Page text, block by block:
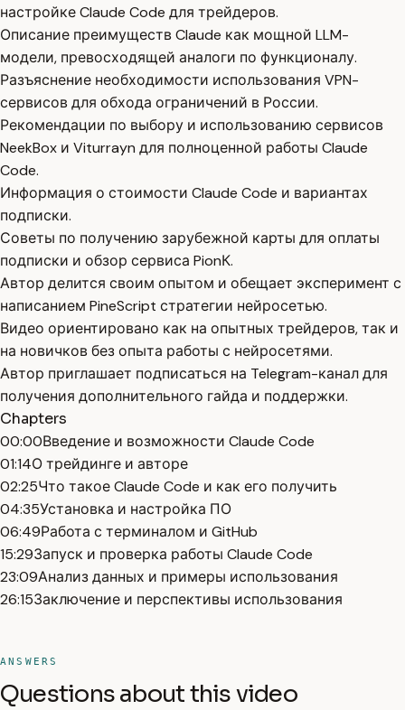
настройке Claude Code для трейдеров.
Описание преимуществ Claude как мощной LLM-
модели, превосходящей аналоги по функционалу.
Разъяснение необходимости использования VPN-
сервисов для обхода ограничений в России.
Рекомендации по выбору и использованию сервисов
NeekBox и Viturrayn для полноценной работы Claude
Code.
Информация о стоимости Claude Code и вариантах
подписки.
Советы по получению зарубежной карты для оплаты
подписки и обзор сервиса PionК.
Автор делится своим опытом и обещает эксперимент с
написанием PineScript стратегии нейросетью.
Видео ориентировано как на опытных трейдеров, так и
на новичков без опыта работы с нейросетями.
Автор приглашает подписаться на Telegram-канал для
получения дополнительного гайда и поддержки.
Chapters
00:00Введение и возможности Claude Code
01:14О трейдинге и авторе
02:25Что такое Claude Code и как его получить
04:35Установка и настройка ПО
06:49Работа с терминалом и GitHub
15:29Запуск и проверка работы Claude Code
23:09Анализ данных и примеры использования
26:15Заключение и перспективы использования
ANSWERS
Questions about this video